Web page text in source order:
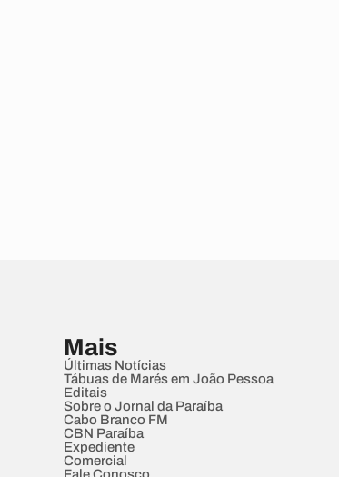
Mais
Últimas Notícias
Tábuas de Marés em João Pessoa
Editais
Sobre o Jornal da Paraíba
Cabo Branco FM
CBN Paraíba
Expediente
Comercial